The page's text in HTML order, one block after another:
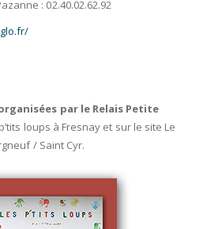
: 02.40.02.62.92
par le Relais Petite
loups à Fresnay et sur le site Le
/ Saint Cyr.